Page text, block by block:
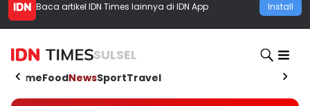
Baca artikel IDN Times lainnya di IDN App Install
SULSEL
HomeFoodNewsSportTravel